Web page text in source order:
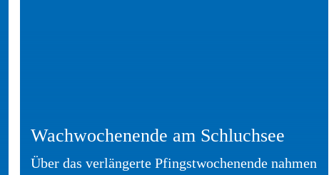
Wachwochenende am Schluchsee
Über das verlängerte Pfingstwochenende nahmen